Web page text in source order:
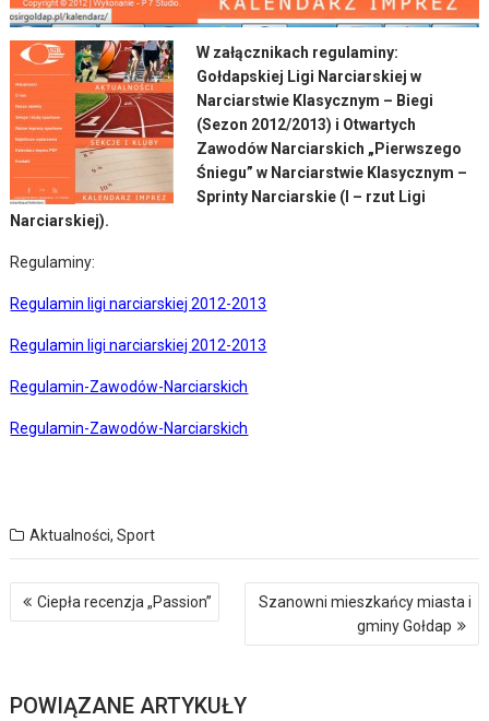
W załącznikach regulaminy:
Gołdapskiej Ligi Narciarskiej w
Narciarstwie Klasycznym – Biegi
(Sezon 2012/2013) i Otwartych
Zawodów Narciarskich „Pierwszego
Śniegu” w Narciarstwie Klasycznym –
Sprinty Narciarskie (I – rzut Ligi
Narciarskiej).
Regulaminy:
Regulamin ligi narciarskiej 2012-2013
Regulamin ligi narciarskiej 2012-2013
Regulamin-Zawodów-Narciarskich
Regulamin-Zawodów-Narciarskich
Aktualności,Sport
Nawigacja
wpisuCiepła recenzja „Passion”
Szanowni mieszkańcy miasta i
gminy Gołdap
POWIĄZANE ARTYKUŁY